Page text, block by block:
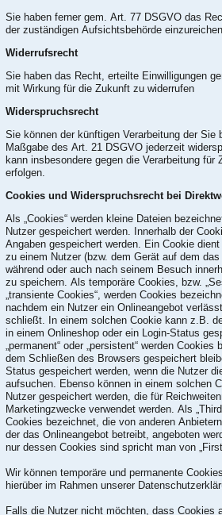
Sie haben ferner gem. Art. 77 DSGVO das
der zuständigen Aufsichtsbehörde einzureichen.
Widerrufsrecht
Sie haben das Recht, erteilte Einwilligungen
mit Wirkung für die Zukunft zu widerrufen
Widerspruchsrecht
Sie können der künftigen Verarbeitung der Sie
Maßgabe des Art. 21 DSGVO jederzeit
kann insbesondere gegen die Verarbeitung für
erfolgen.
Cookies und Widerspruchsrecht bei
Als „Cookies“ werden kleine Dateien
Nutzer gespeichert werden. Innerhalb der
Angaben gespeichert werden. Ein Cookie
zu einem Nutzer (bzw. dem Gerät auf dem
während oder auch nach seinem Besuch
zu speichern. Als temporäre Cookies, bzw.
„transiente Cookies“, werden Cookies
nachdem ein Nutzer ein Onlineangebot
schließt. In einem solchen Cookie kann z.B.
in einem Onlineshop oder ein Login-Status
„permanent“ oder „persistent“ werden
dem Schließen des Browsers gespeichert
Status gespeichert werden, wenn die Nutzer
aufsuchen. Ebenso können in einem solchen
Nutzer gespeichert werden, die für
Marketingzwecke verwendet werden. Als
Cookies bezeichnet, die von anderen
der das Onlineangebot betreibt, angeboten
nur dessen Cookies sind spricht man von
Wir können temporäre und permanente
hierüber im Rahmen unserer
Falls die Nutzer nicht möchten, dass Cookies